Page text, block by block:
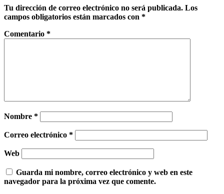
Tu dirección de correo electrónico no será publicada. Los
campos obligatorios están marcados con *
Comentario *
Nombre *
Correo electrónico *
Web
Guarda mi nombre, correo electrónico y web en este
navegador para la próxima vez que comente.